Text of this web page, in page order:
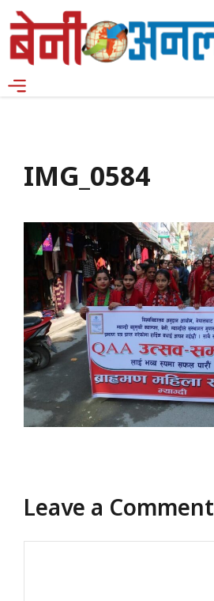
Skip
to
content
IMG_0584
Leave a Comment